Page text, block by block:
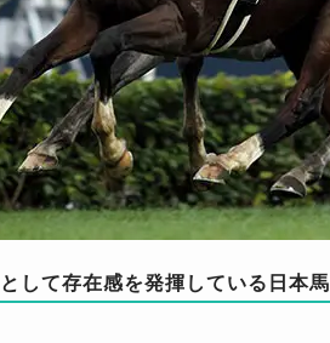
して存在感を発揮している日本馬